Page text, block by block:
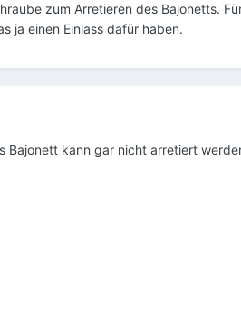
zum Arretieren des Bajonetts.
ja einen Einlass dafür haben.
Bajonett kann gar nicht arretiert